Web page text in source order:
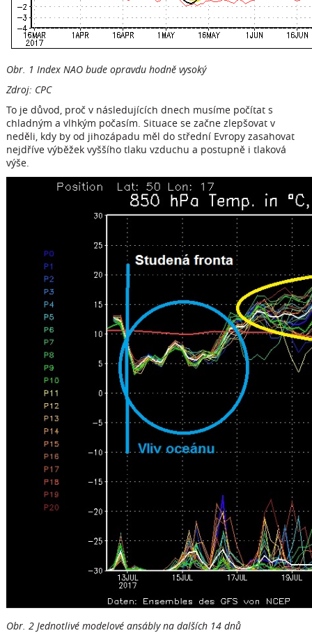
Obr. 1 Index NAO bude opravdu hodně vysoký
Zdroj: CPC
To je důvod, proč v následujících dnech musíme počítat s
chladným a vlhkým počasím. Situace se začne zlepšovat v
neděli, kdy by od jihozápadu měl do střední Evropy zasahovat
nejdříve výběžek vyššího tlaku vzduchu a postupně i tlaková
výše.
Obr. 2 Jednotlivé modelové ansábly na dalších 14 dnů